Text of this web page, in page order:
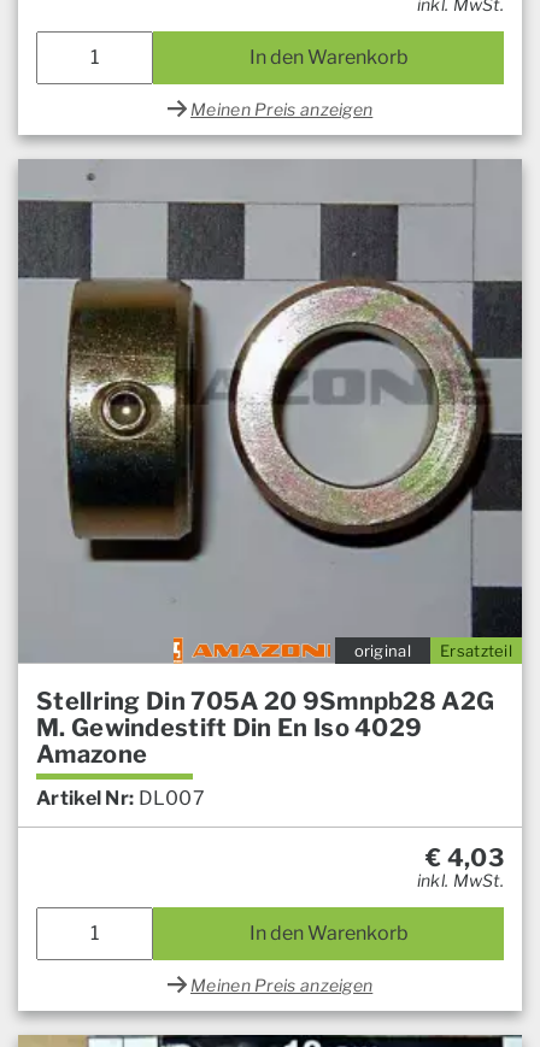
inkl. MwSt.
In den Warenkorb
Meinen Preis anzeigen
Ersatzteil
original
Stellring Din 705A 20 9Smnpb28 A2G
M. Gewindestift Din En Iso 4029
Amazone
Artikel Nr: DL007
€ 4,03
inkl. MwSt.
In den Warenkorb
Meinen Preis anzeigen